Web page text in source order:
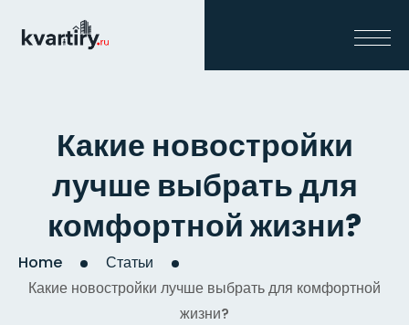
Какие новостройки
лучше выбрать для
комфортной жизни?
Home
Статьи
Какие новостройки лучше выбрать для комфортной
жизни?